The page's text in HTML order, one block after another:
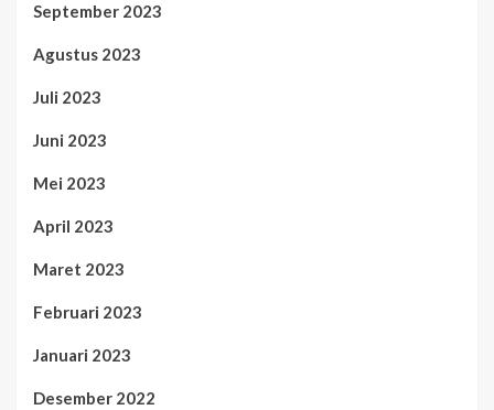
September 2023
Agustus 2023
Juli 2023
Juni 2023
Mei 2023
April 2023
Maret 2023
Februari 2023
Januari 2023
Desember 2022